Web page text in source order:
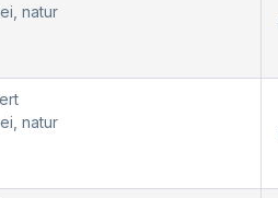
natur
natur